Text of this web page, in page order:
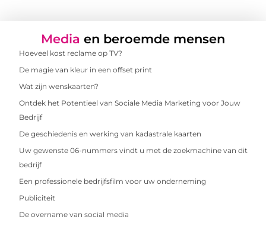
Media en beroemde mensen
Hoeveel kost reclame op TV?
De magie van kleur in een offset print
Wat zijn wenskaarten?
Ontdek het Potentieel van Sociale Media Marketing voor Jouw
Bedrijf
De geschiedenis en werking van kadastrale kaarten
Uw gewenste 06-nummers vindt u met de zoekmachine van dit
bedrijf
Een professionele bedrijfsfilm voor uw onderneming
Publiciteit
De overname van social media